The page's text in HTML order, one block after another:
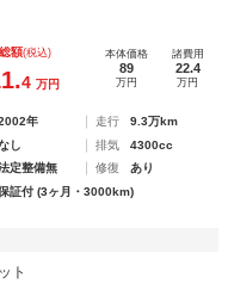
額(税込)
4 万円
本体価格
89
万円
諸費用
22.4
万円
年 走行
9.3万km
し 排気
4300cc
定整備無 修復
あり
証付 (3ヶ月・3000km)
ト